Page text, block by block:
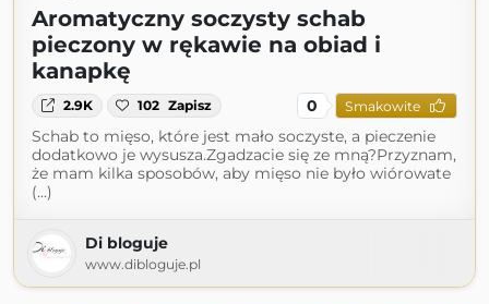
Aromatyczny soczysty schab
pieczony w rękawie na obiad i
kanapkę
2.9K 102 Zapisz 0 Smakowite
Schab to mięso, które jest mało soczyste, a pieczenie
dodatkowo je wysusza.Zgadzacie się ze mną?Przyznam,
że mam kilka sposobów, aby mięso nie było wiórowate
(...)
Di bloguje
www.dibloguje.pl